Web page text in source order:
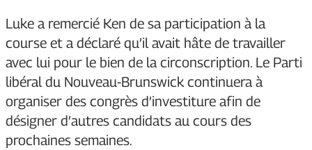
Luke a remercié Ken de sa participation à la
course et a déclaré qu’il avait hâte de travailler
avec lui pour le bien de la circonscription. Le Parti
libéral du Nouveau-Brunswick continuera à
organiser des congrès d’investiture afin de
désigner d’autres candidats au cours des
prochaines semaines.